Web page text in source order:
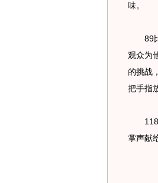
味。
89比
观众为
的挑战
把手指
118比
掌声献